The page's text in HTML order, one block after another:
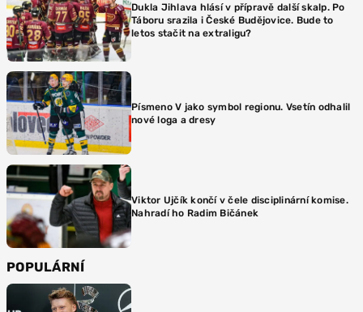
Dukla Jihlava hlásí v přípravě další skalp. Po
Táboru srazila i České Budějovice. Bude to
letos stačit na extraligu?
Písmeno V jako symbol regionu. Vsetín odhalil
nové loga a dresy
Viktor Ujčík končí v čele disciplinární komise.
Nahradí ho Radim Bičánek
POPULÁRNÍ